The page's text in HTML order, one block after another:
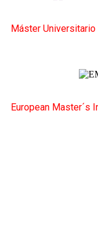
Máster
European Master´s